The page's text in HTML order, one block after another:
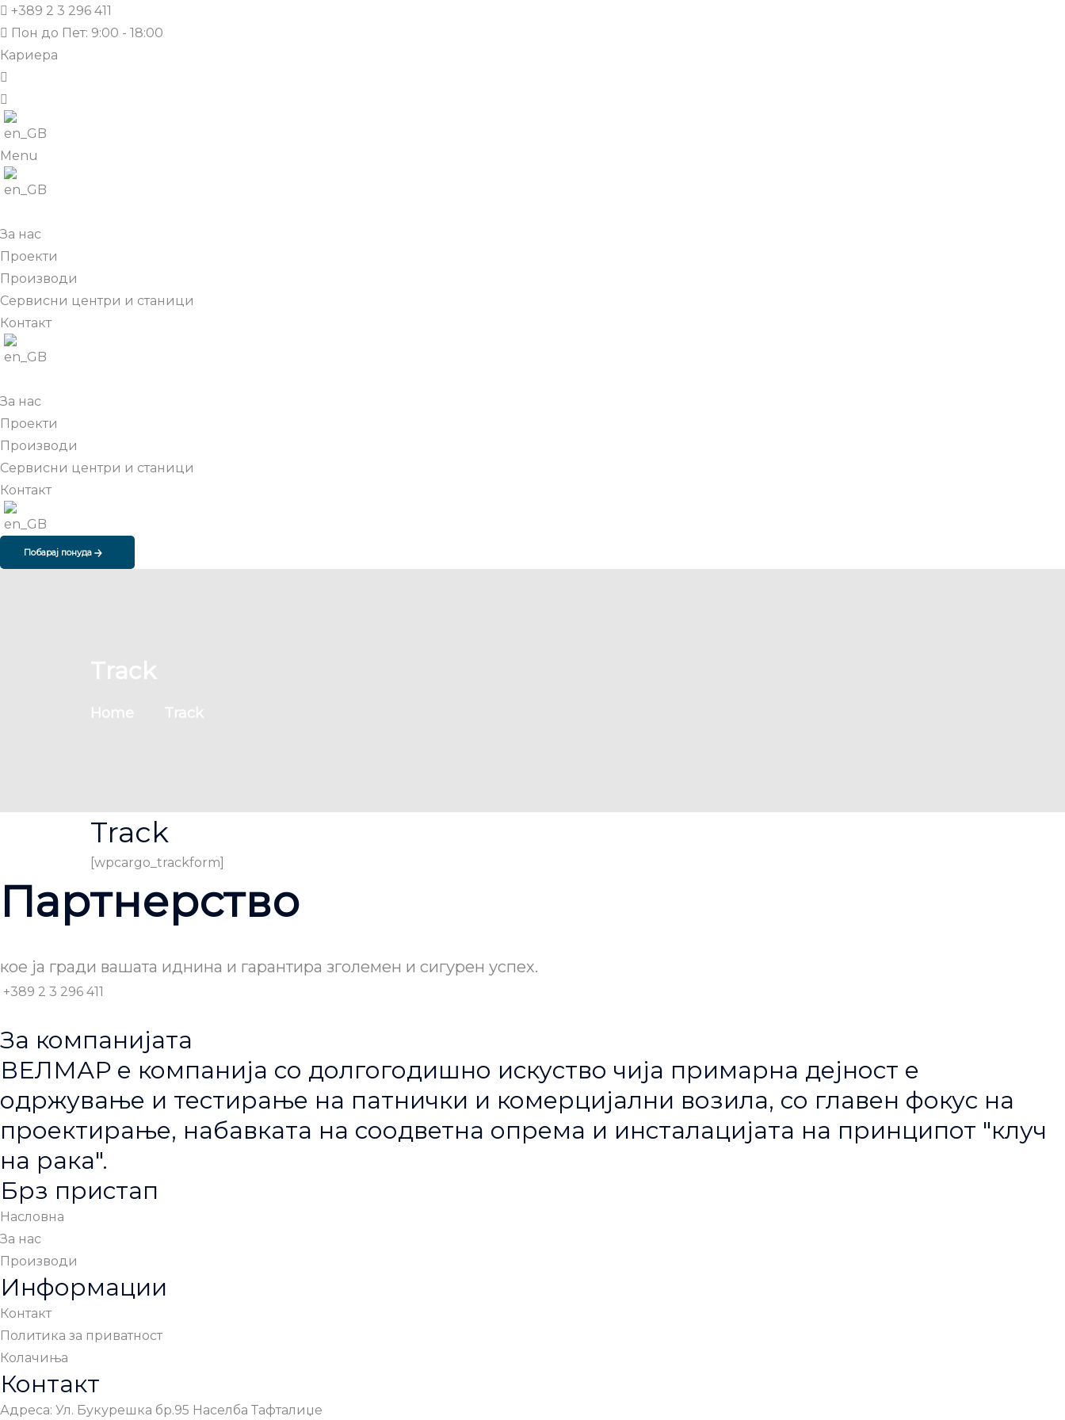
+389 2 3 296 411
Пон до Пет: 9:00 - 18:00
Кариера
Menu
За нас
Проекти
Производи
Сервисни центри и станици
Контакт
За нас
Проекти
Производи
Сервисни центри и станици
Контакт
Побарај понуда
Track
Home Track
Track
[wpcargo_trackform]
Партнерство
кое ја гради вашата иднина и гарантира зголемен и сигурен успех.
+389 2 3 296 411
За компанијата
ВЕЛМАР е компанија со долгогодишно искуство чија примарна дејност е
одржување и тестирање на патнички и комерцијални возила, со главен фокус на
проектирање, набавката на соодветна опрема и инсталацијата на принципот "клуч
на рака".
Брз пристап
Насловна
За нас
Производи
Информации
Контакт
Политика за приватност
Колачиња
Контакт
Адреса: Ул. Букурешка бр.95 Населба Тафталиџе